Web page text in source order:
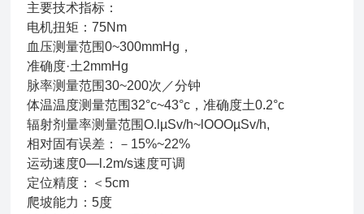
主要技术指标：
电机扭矩：75Nm
血压测量范围0~300mmHg，
准确度·土2mmHg
脉率测量范围30~200次／分钟
体温温度测量范围32°c~43°c，准确度土0.2°c
辐射剂量率测量范围O.lµSv/h~lOOOµSv/h,
相对固有误差：－15%~22%
运动速度0—l.2m/s速度可调
定位精度：＜5cm
爬坡能力：5度